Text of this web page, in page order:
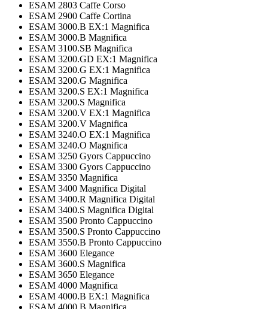
ESAM 2803 Caffe Corso
ESAM 2900 Caffe Cortina
ESAM 3000.B EX:1 Magnifica
ESAM 3000.B Magnifica
ESAM 3100.SB Magnifica
ESAM 3200.GD EX:1 Magnifica
ESAM 3200.G EX:1 Magnifica
ESAM 3200.G Magnifica
ESAM 3200.S EX:1 Magnifica
ESAM 3200.S Magnifica
ESAM 3200.V EX:1 Magnifica
ESAM 3200.V Magnifica
ESAM 3240.O EX:1 Magnifica
ESAM 3240.O Magnifica
ESAM 3250 Gyors Cappuccino
ESAM 3300 Gyors Cappuccino
ESAM 3350 Magnifica
ESAM 3400 Magnifica Digital
ESAM 3400.R Magnifica Digital
ESAM 3400.S Magnifica Digital
ESAM 3500 Pronto Cappuccino
ESAM 3500.S Pronto Cappuccino
ESAM 3550.B Pronto Cappuccino
ESAM 3600 Elegance
ESAM 3600.S Magnifica
ESAM 3650 Elegance
ESAM 4000 Magnifica
ESAM 4000.B EX:1 Magnifica
ESAM 4000.B Magnifica